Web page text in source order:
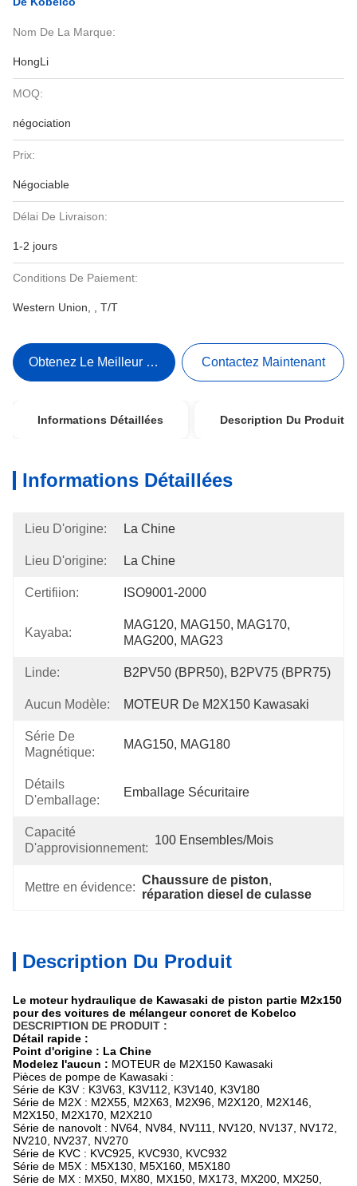
Nom De La Marque:
HongLi
MOQ:
négociation
Prix:
Négociable
Délai De Livraison:
1-2 jours
Conditions De Paiement:
Western Union, , T/T
Obtenez Le Meilleur Prix Contactez Maintenant
Informations Détaillées Description Du Produit
Informations Détaillées
Lieu D'origine: La Chine
Lieu D'origine: La Chine
Certifiion: ISO9001-2000
Kayaba:
MAG120, MAG150, MAG170,
MAG200, MAG23
Linde: B2PV50 (BPR50), B2PV75 (BPR75)
Aucun Modèle: MOTEUR De M2X150 Kawasaki
Série De
Magnétique:
MAG150, MAG180
Détails
D'emballage:
Emballage Sécuritaire
Capacité
D'approvisionnement:
100 Ensembles/mois
Mettre en évidence:
Chaussure de piston,
réparation diesel de culasse
Description Du Produit
Le moteur hydraulique de Kawasaki de piston partie M2x150
pour des voitures de mélangeur concret de Kobelco
DESCRIPTION DE PRODUIT :
Détail rapide :
Point d'origine : La Chine
Modelez l'aucun : MOTEUR de M2X150 Kawasaki
Pièces de pompe de Kawasaki :
Série de K3V : K3V63, K3V112, K3V140, K3V180
Série de M2X : M2X55, M2X63, M2X96, M2X120, M2X146,
M2X150, M2X170, M2X210
Série de nanovolt : NV64, NV84, NV111, NV120, NV137, NV172,
NV210, NV237, NV270
Série de KVC : KVC925, KVC930, KVC932
Série de M5X : M5X130, M5X160, M5X180
Série de MX : MX50, MX80, MX150, MX173, MX200, MX250,